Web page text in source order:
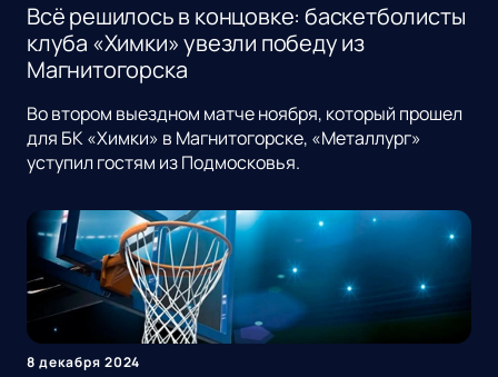
Всё решилось в концовке: баскетболисты
клуба «Химки» увезли победу из
Магнитогорска
Во втором выездном матче ноября, который прошел
для БК «Химки» в Магнитогорске, «Металлург»
уступил гостям из Подмосковья.
8 декабря 2024